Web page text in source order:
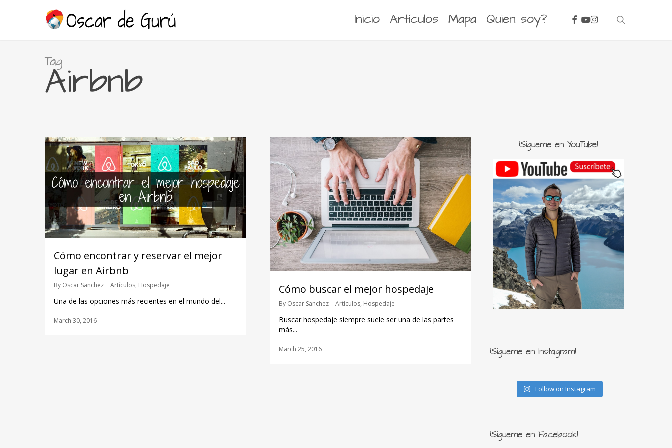
Inicio Artículos Mapa Quien soy? facebook
youtube
instagram
Tag
Airbnb
Cómo encontrar y reservar el mejor
lugar en Airbnb
By Oscar Sanchez Artículos, Hospedaje
Una de las opciones más recientes en el mundo del...
March 30, 2016
Cómo buscar el mejor hospedaje
By Oscar Sanchez Artículos, Hospedaje
Buscar hospedaje siempre suele ser una de las partes
más...
March 25, 2016
¡Sígueme en YouTube!
¡Sígueme en Instagram!
Follow on Instagram
¡Sígueme en Facebook!